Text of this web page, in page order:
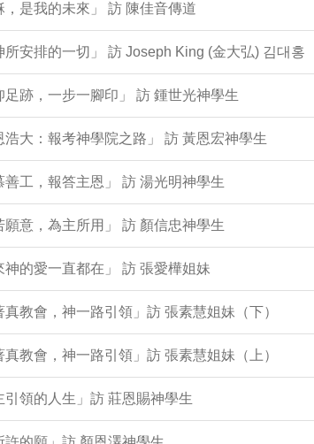
是我的未來」 訪 陳佳音傳道
安排的一切」 訪 Joseph King (金大弘) 김대홍
跡，一步一腳印」 訪 鍾世光神學生
大：報考神學院之路」 訪 黃恩宏神學生
工，報答主恩」 訪 湯光明神學生
意，為主所用」 訪 顏信忠神學生
的愛一直都在」 訪 張愛樺姐妹
教會，神一路引領」訪 張素慧姐妹（下）
教會，神一路引領」訪 張素慧姐妹（上）
領的人生」訪 莊恩賜神學生